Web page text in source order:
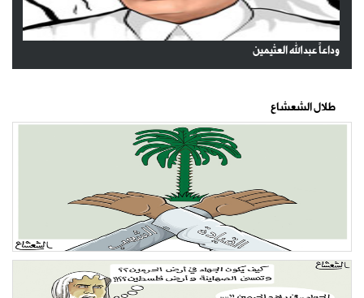
وداعاً عبدالله العثيمين
طلال الشعشاع